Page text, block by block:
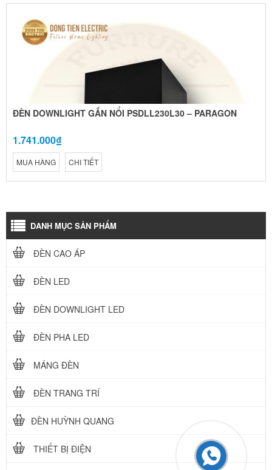
ĐÈN DOWNLIGHT GẮN NỔI PSDLL230L30 – PARAGON
1.741.000₫
MUA HÀNG CHI TIẾT
DANH MỤC SẢN PHẨM
ĐÈN CAO ÁP
ĐÈN LED
ĐÈN DOWNLIGHT LED
ĐÈN PHA LED
MÁNG ĐÈN
ĐÈN TRANG TRÍ
ĐÈN HUỲNH QUANG
THIẾT BỊ ĐIỆN